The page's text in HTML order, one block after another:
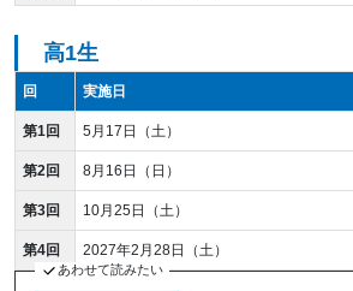
高1生
回 実施日
第1回 5月17日（土）
第2回 8月16日（日）
第3回 10月25日（土）
第4回 2027年2月28日（土）
あわせて読みたい